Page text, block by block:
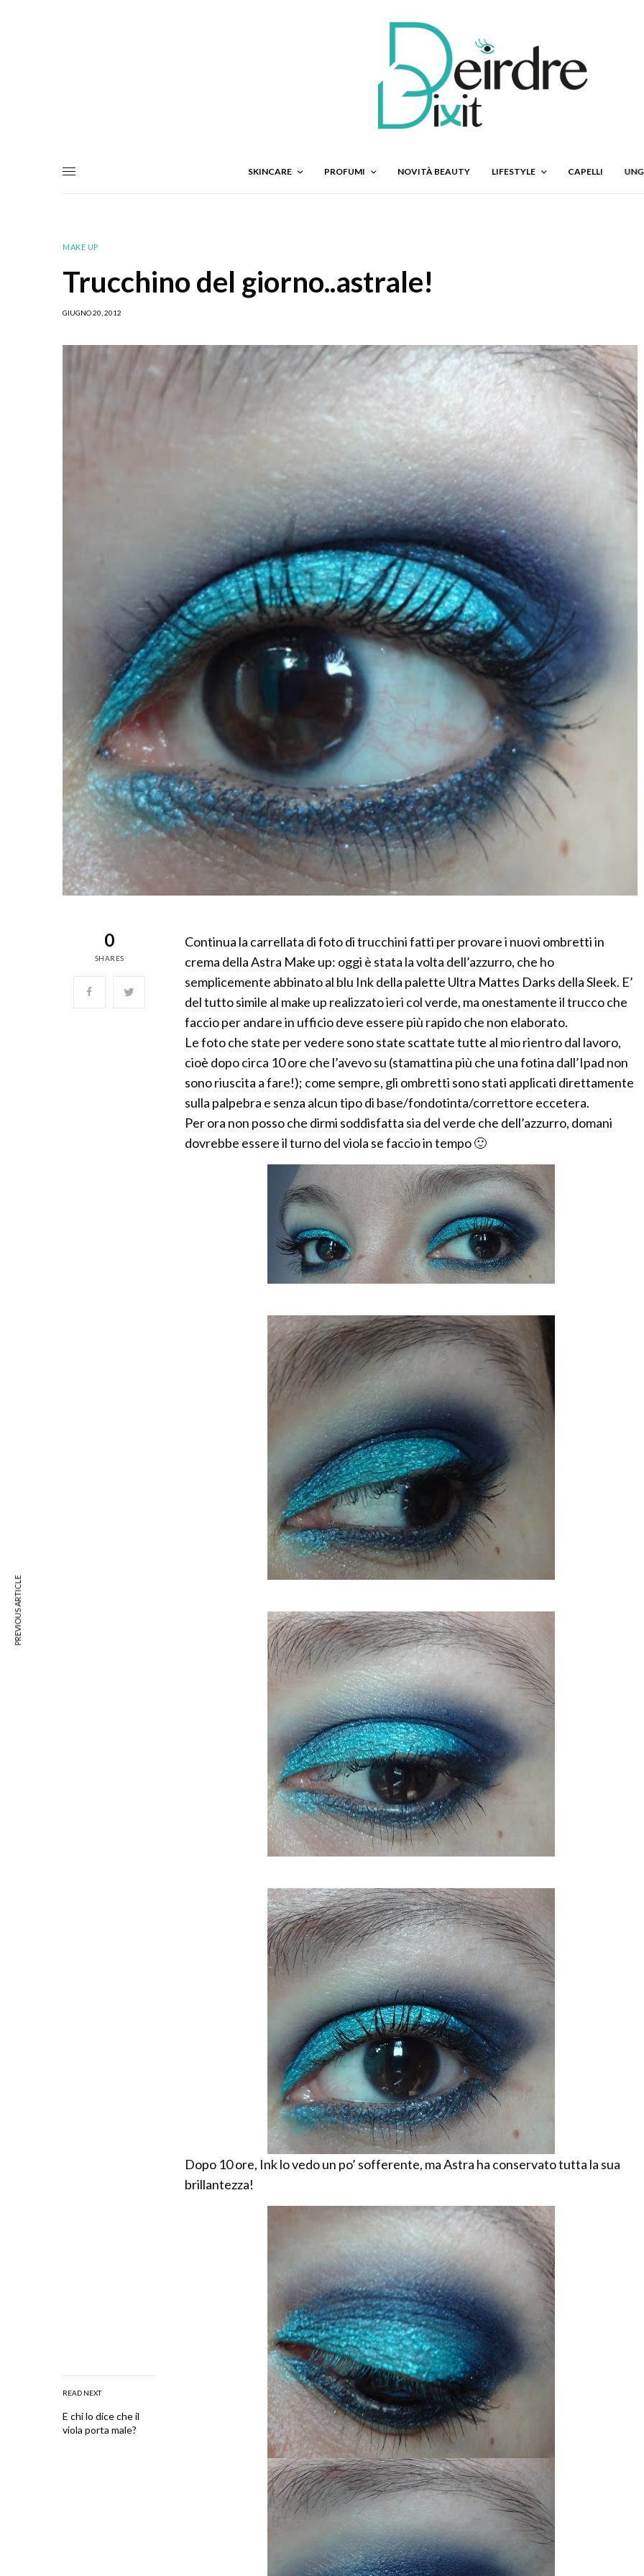
SKINCARE PROFUMI NOVITÀ BEAUTY LIFESTYLE CAPELLI
MAKE UP
Trucchino del giorno..astrale!
GIUGNO 20, 2012
0
SHARES
READ NEXT
E chi lo dice che il
viola porta male?
Continua la carrellata di foto di trucchini fatti per provare i nuovi ombretti in
crema della Astra Make up: oggi è stata la volta dell’azzurro, che ho
semplicemente abbinato al blu Ink della palette Ultra Mattes Darks della Sleek. E’
del tutto simile al make up realizzato ieri col verde, ma onestamente il trucco che
faccio per andare in ufficio deve essere più rapido che non elaborato.
Le foto che state per vedere sono state scattate tutte al mio rientro dal lavoro,
cioè dopo circa 10 ore che l’avevo su (stamattina più che una fotina dall’Ipad non
sono riuscita a fare!); come sempre, gli ombretti sono stati applicati direttamente
sulla palpebra e senza alcun tipo di base/fondotinta/correttore eccetera.
Per ora non posso che dirmi soddisfatta sia del verde che dell’azzurro, domani
dovrebbe essere il turno del viola se faccio in tempo 🙂
Dopo 10 ore, Ink lo vedo un po’ sofferente, ma Astra ha conservato tutta la sua
brillantezza!
PREVIOUS ARTICLE